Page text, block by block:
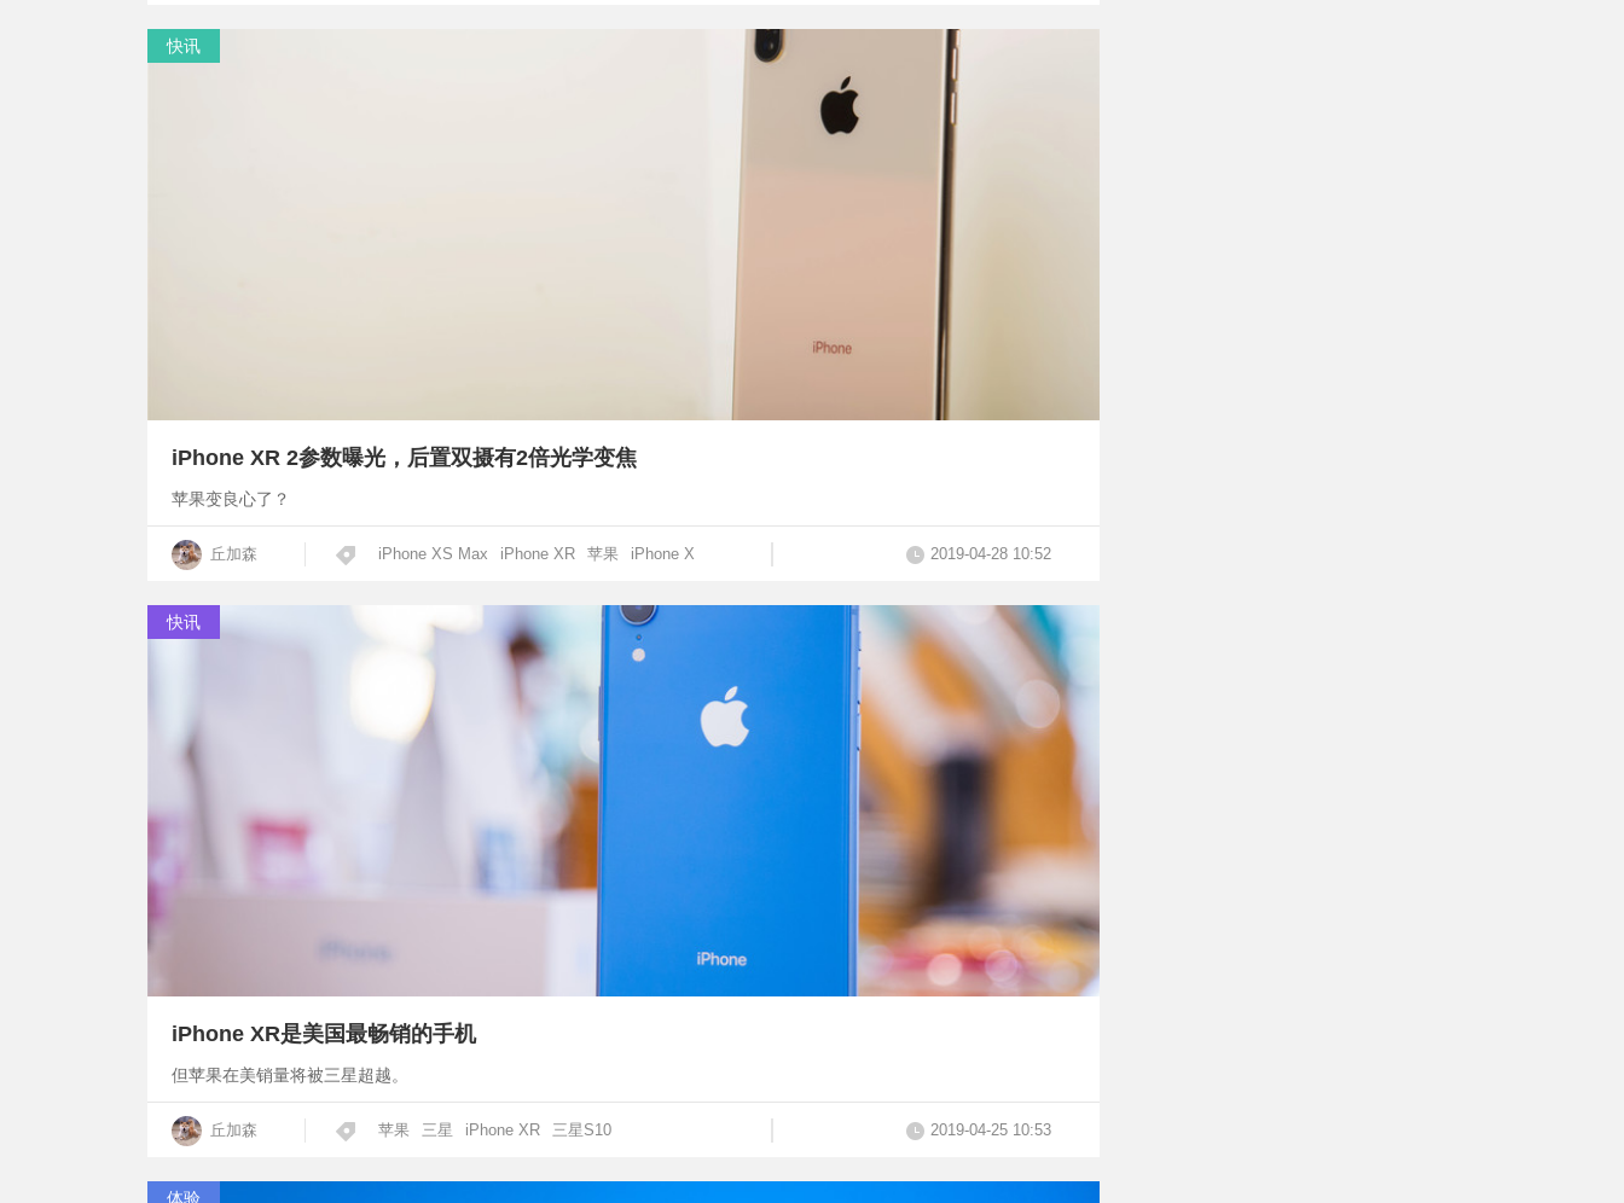
快讯
iPhone XR 2参数曝光，后置双摄有2倍光学变焦
苹果变良心了？
丘加森 iPhone XS Max iPhone XR 苹果 iPhone X 2019-04-28 10:52
快讯
iPhone XR是美国最畅销的手机
但苹果在美销量将被三星超越。
丘加森 苹果 三星 iPhone XR 三星S10 2019-04-25 10:53
体验